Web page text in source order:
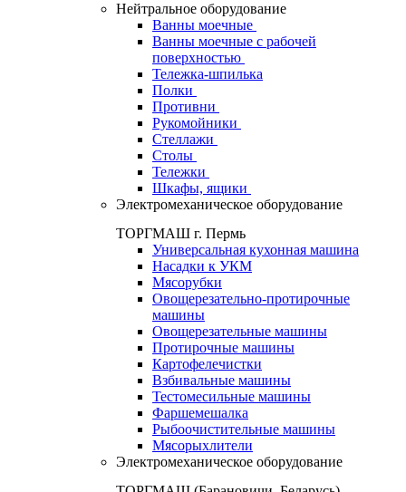
Нейтральное оборудование
Ванны моечные
Ванны моечные с рабочей
поверхностью
Тележка-шпилька
Полки
Противни
Рукомойники
Стеллажи
Столы
Тележки
Шкафы, ящики
Электромеханическое оборудование
ТОРГМАШ г. Пермь
Универсальная кухонная машина
Насадки к УКМ
Мясорубки
Овощерезательно-протирочные
машины
Овощерезательные машины
Протирочные машины
Картофелечистки
Взбивальные машины
Тестомесильные машины
Фаршемешалка
Рыбоочистительные машины
Мясорыхлители
Электромеханическое оборудование